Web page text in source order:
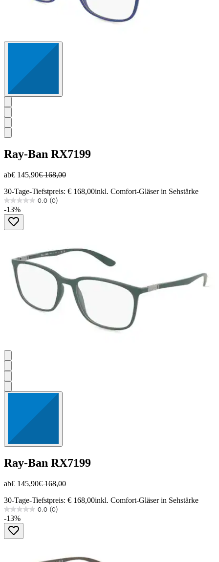
Ray-Ban RX7199
ab€ 145,90€ 168,00
30-Tage-Tiefstpreis: € 168,00inkl. Comfort-Gläser in Sehstärke
0.0 (0)
0.0
von
Sternen.
-13%
Ray-Ban RX7199
ab€ 145,90€ 168,00
30-Tage-Tiefstpreis: € 168,00inkl. Comfort-Gläser in Sehstärke
0.0 (0)
0.0
von
Sternen.
-13%